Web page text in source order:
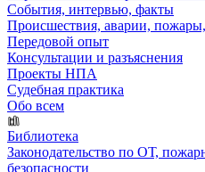
События, интервью, факты
Происшествия, аварии,
Передовой опыт
Консультации и разъяснения
Проекты НПА
Судебная практика
Обо всем
Библиотека
Законодательство по ОТ,
безопасности